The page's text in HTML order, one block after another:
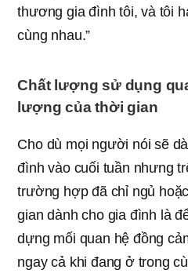
thương gia đình tôi, và tôi
cùng nhau.”
Chất lượng sử dụng
lượng của thời gian
Cho dù mọi người nói sẽ
đình vào cuối tuần nhưng
trường hợp đã chỉ ngủ
gian dành cho gia đình là
dựng mối quan hệ đồng
ngay cả khi đang ở trong